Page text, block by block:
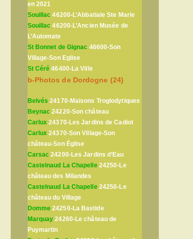
en 2021
Souillac 46200-L’Abbatiale Ste Marie
Souillac 46200-L’Ancien Musée de
L’Automate
St Bonnet de Gignac 46600-Son
Village-Son Eglise
St Céré 46400-La Ville
b-Photos de Dordogne (24)
Belvés 24170-Maisons Troglodytiques
Beynac 24220-Son château
Carlux 24370-Les Jardins de Cadiot
Carlux 24370-Son Village-Son
château-Son Église
Carsac 24200-Les Jardins d’Eau
Castelnaud La Chapelle24250-Le
château des Milandes
Castelnaud La Chapelle24250-Le
château du Village
Domme 24250-La Bastide
Marquay 24260-Le château de
Puymartin